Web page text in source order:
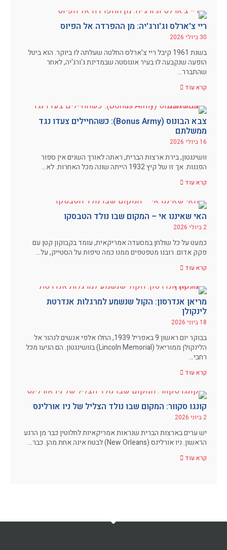
ריי צ'ארלס וג'ורג'יה: מן ההפרדה אל הפיוס
30 ביולי 2026
בשנת 1961 קיבל ריי צ'ארלס החלטה שעלתה לו ביוקר. הוא ביטל
הופעה שנקבעה לו בעיר אוגוסטה שבמדינת ג'ורג'יה, לאחר
שהתברר…
קרא עוד
צבא הבונוס (Bonus Army): כשהחיילים צעדו נגד
ממשלתם
16 ביולי 2026
וושינגטון, בירת ארצות הברית, ראתה לאורך השנים אין ספור
הפגנות. אך זו של קיץ 1932 הייתה שונה מכל האחרות. לא…
קרא עוד
האי שאיננו אי – המקום שבו נולד הטבסקו
2 ביולי 2026
כמעט על כל שולחן במסעדה אמריקאית, עומד בקבוקון קטן עם
פקק אדום. רובנו מטפטפים ממנו כמה טיפות על הסטייק, על…
קרא עוד
מריאן אנדרסון: הקול שנשמע למרגלות אנדרטת
לינקולן
18 ביוני 2026
בבוקר יום ראשון 9 באפריל 1939, החלו אלפי אנשים לנהור אל
הלינקולן ממוריאל (Lincoln Memorial) בוושינגטון. הם הגיעו מכל
רחבי…
קרא עוד
קונגו סקוור: המקום שבו נולד הצליל של ניו אורלינס
2 ביוני 2026
יש ערים בארצות הברית שנראות אמריקאיות לחלוטין כבר מן הרגע
הראשון. ניו אורלינס (New Orleans) לבטח אינה אחת מהן. כבר…
קרא עוד